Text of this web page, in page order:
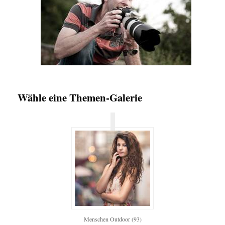
Wähle eine Themen-Galerie
Menschen Outdoor (93)